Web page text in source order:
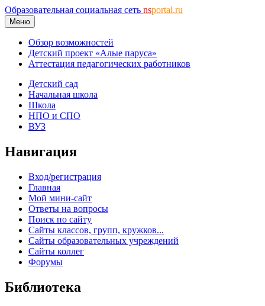
Образовательная социальная сеть nsportal.ru
Меню
Обзор возможностей
Детский проект «Алые паруса»
Аттестация педагогических работников
Детский сад
Начальная школа
Школа
НПО и СПО
ВУЗ
Навигация
Вход/регистрация
Главная
Мой мини-сайт
Ответы на вопросы
Поиск по сайту
Сайты классов, групп, кружков...
Сайты образовательных учреждений
Сайты коллег
Форумы
Библиотека